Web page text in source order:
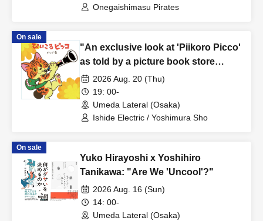
Onegaishimasu Pirates
On sale
"An exclusive look at 'Piikoro Picco'
as told by a picture book store
owner."
2026 Aug. 20 (Thu)
19: 00-
Umeda Lateral (Osaka)
Ishide Electric / Yoshimura Sho
On sale
Yuko Hirayoshi x Yoshihiro
Tanikawa: "Are We 'Uncool'?"
2026 Aug. 16 (Sun)
14: 00-
Umeda Lateral (Osaka)